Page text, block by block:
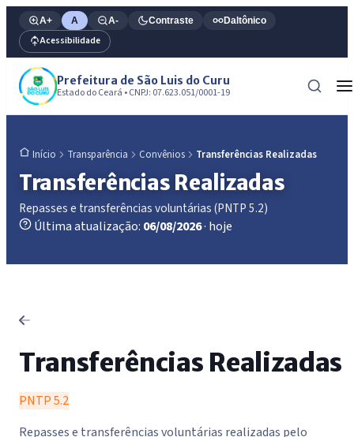
A+ A A- Contraste Daltônico
Acessibilidade
Prefeitura de São Luis do Curu
Estado do Ceará • CNPJ: 07.623.051/0001-19
Início Transparência Convênios Transferências Realizadas
Transferências Realizadas
Repasses e transferências voluntárias (PNTP 5.2)
Última atualização: 06/08/2026· hoje
Transferências Realizadas
PNTP 5.2
Repasses e transferências voluntárias realizadas pelo